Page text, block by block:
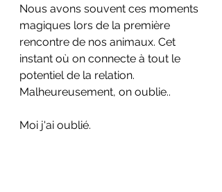
Nous avons souvent ces moments
magiques lors de la première
rencontre de nos animaux. Cet
instant où on connecte à tout le
potentiel de la relation.
Malheureusement, on oublie..
Moi j'ai oublié.